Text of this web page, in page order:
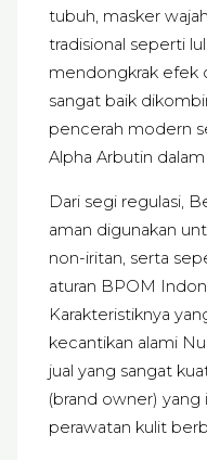
tubuh, masker
tradisional seperti
mendongkrak efek
sangat baik
pencerah modern
Alpha Arbutin
Dari segi regulasi,
aman digunakan
non-iritan, serta
aturan BPOM
Karakteristiknya
kecantikan alami
jual yang sangat
(brand owner)
perawatan kulit